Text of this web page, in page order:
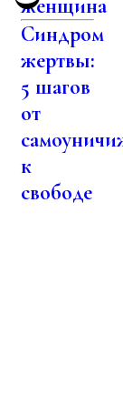
женщина
Синдром
жертвы:
5 шагов
от
к
свободе